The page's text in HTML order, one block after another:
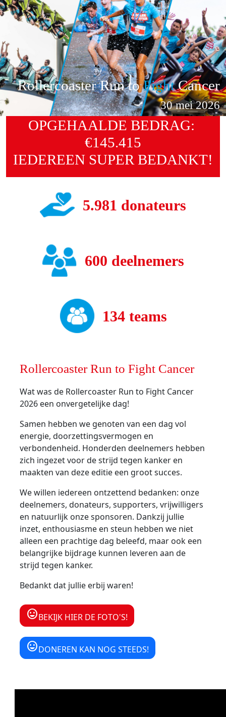
Rollercoaster Run toFightCancer
30 mei 2026
OPGEHAALDE BEDRAG:
€145.415
IEDEREEN SUPER BEDANKT!
5.981 donateurs
600 deelnemers
134 teams
Rollercoaster Run to Fight Cancer
Wat was de Rollercoaster Run to Fight Cancer
2026 een onvergetelijke dag!
Samen hebben we genoten van een dag vol
energie, doorzettingsvermogen en
verbondenheid. Honderden deelnemers hebben
zich ingezet voor de strijd tegen kanker en
maakten van deze editie een groot succes.
We willen iedereen ontzettend bedanken: onze
deelnemers, donateurs, supporters, vrijwilligers
en natuurlijk onze sponsoren. Dankzij jullie
inzet, enthousiasme en steun hebben we niet
alleen een prachtige dag beleefd, maar ook een
belangrijke bijdrage kunnen leveren aan de
strijd tegen kanker.
Bedankt dat jullie erbij waren!
insert_emoticonBEKIJK HIER DE FOTO'S!
insert_emoticonDONEREN KAN NOG STEEDS!